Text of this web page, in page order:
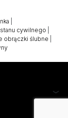
cywilnego
obrączki ślubne